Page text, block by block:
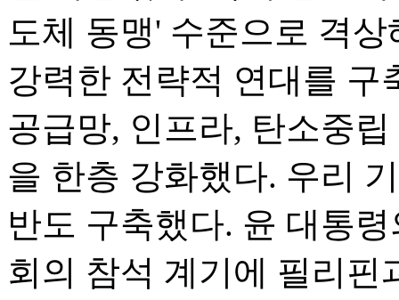
도체 동맹' 수준으로 격
강력한 전략적 연대를 구
공급망, 인프라, 탄소중
을 한층 강화했다. 우리
반도 구축했다. 윤 대통
회의 참석 계기에 필리핀